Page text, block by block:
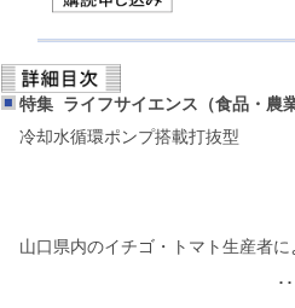
特集 ライフサイエンス（食品・農
冷却水循環ポンプ搭載打抜型
山口県内のイチゴ・トマト生産者
･